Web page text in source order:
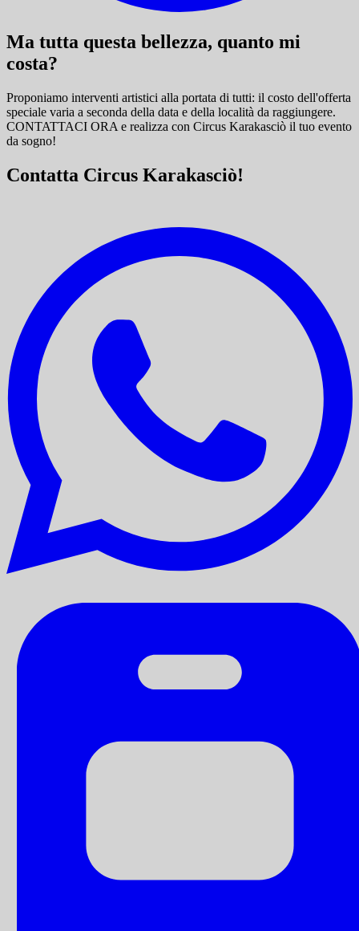
Ma tutta questa bellezza, quanto mi
costa?
Proponiamo interventi artistici alla portata di tutti: il costo dell'offerta
speciale varia a seconda della data e della località da raggiungere.
CONTATTACI ORA e realizza con Circus Karakasciò il tuo evento
da sogno!
Contatta Circus Karakasciò!